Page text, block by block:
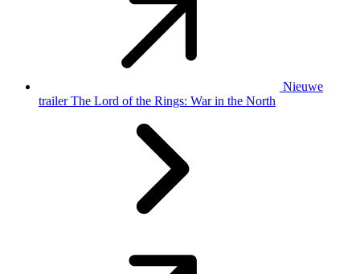
Nieuwe
trailer The Lord of the Rings: War in the North